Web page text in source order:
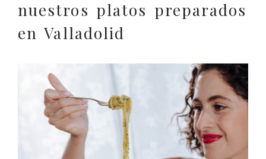
nuestros platos preparados
en Valladolid